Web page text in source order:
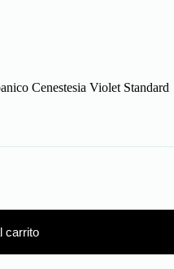
Cenestesia Violet Standard
carrito